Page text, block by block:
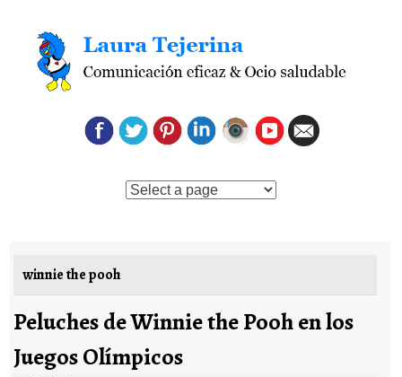
Saltar al contenido
winnie the pooh
Peluches de Winnie the Pooh en los
Juegos Olímpicos